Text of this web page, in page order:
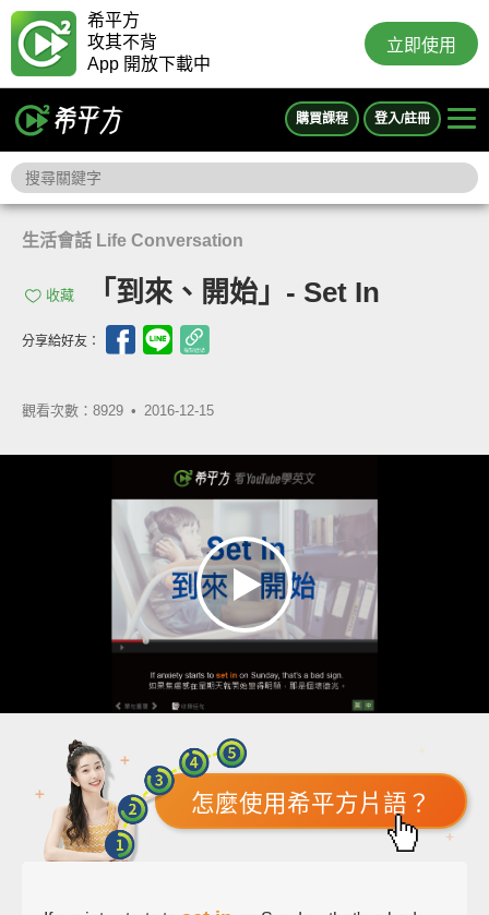
希平方
攻其不背
App 開放下載中
立即使用
購買課程 登入/註冊
生活會話 Life Conversation
收藏 「到來、開始」- Set In
分享給好友：
觀看次數：8929 • 2016-12-15
怎麼使用希平方片語？